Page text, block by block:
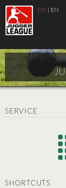
DE | EN
SERVICE
SHORTCUTS